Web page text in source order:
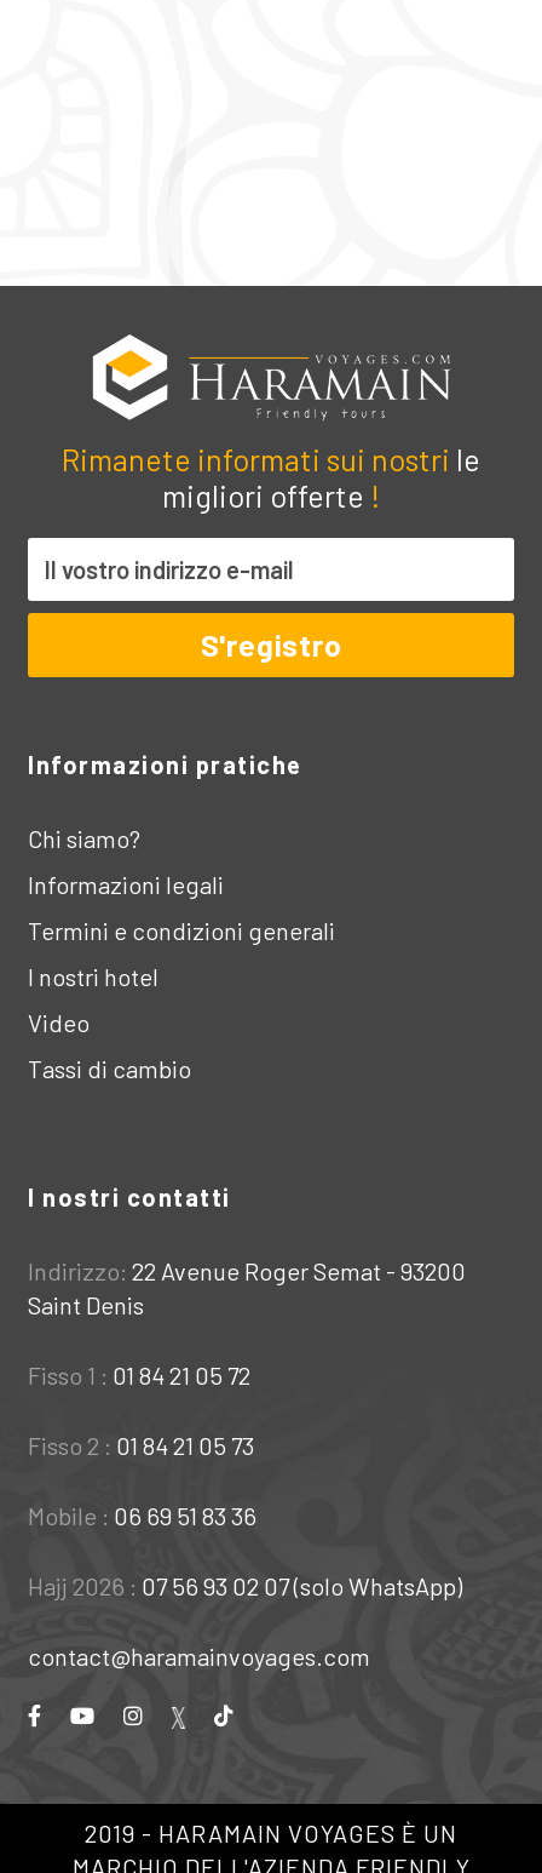
Rimanete informati sui nostri le
migliori offerte !
Informazioni pratiche
Chi siamo?
Informazioni legali
Termini e condizioni generali
I nostri hotel
Video
Tassi di cambio
I nostri contatti
Indirizzo: 22 Avenue Roger Semat - 93200
Saint Denis
Fisso 1 : 01 84 21 05 72
Fisso 2 : 01 84 21 05 73
Mobile : 06 69 51 83 36
Hajj 2026 : 07 56 93 02 07 (solo WhatsApp)
contact@haramainvoyages.com
2019 - HARAMAIN VOYAGES È UN